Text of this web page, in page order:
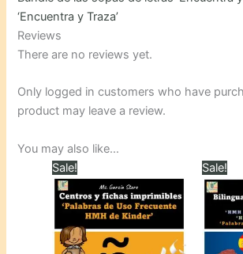
‘Encuentra y Traza’
Reviews
There are no reviews yet.
Only logged in customers who have
product may leave a review.
You may also like…
Sale!
Sale!